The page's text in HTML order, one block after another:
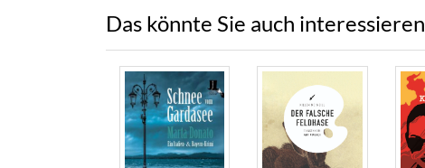
Das könnte Sie auch interessieren